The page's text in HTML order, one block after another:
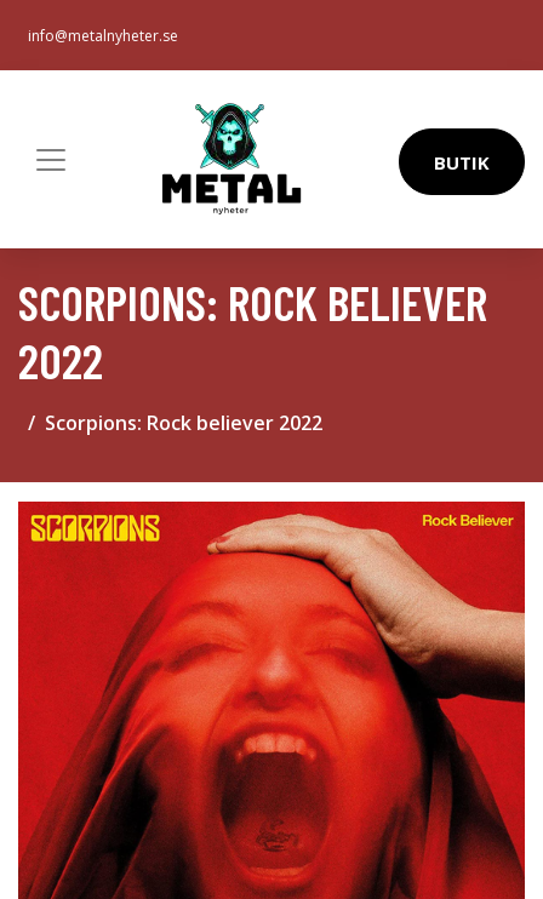
info@metalnyheter.se
BUTIK
SCORPIONS: ROCK BELIEVER
2022
Scorpions: Rock believer 2022